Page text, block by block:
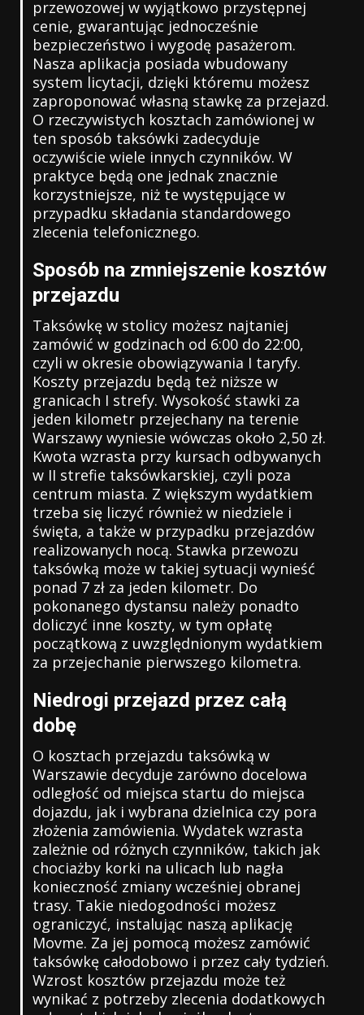
przewozowej w wyjątkowo przystępnej
cenie, gwarantując jednocześnie
bezpieczeństwo i wygodę pasażerom.
Nasza aplikacja posiada wbudowany
system licytacji, dzięki któremu możesz
zaproponować własną stawkę za przejazd.
O rzeczywistych kosztach zamówionej w
ten sposób taksówki zadecyduje
oczywiście wiele innych czynników. W
praktyce będą one jednak znacznie
korzystniejsze, niż te występujące w
przypadku składania standardowego
zlecenia telefonicznego.
Sposób na zmniejszenie kosztów
przejazdu
Taksówkę w stolicy możesz najtaniej
zamówić w godzinach od 6:00 do 22:00,
czyli w okresie obowiązywania I taryfy.
Koszty przejazdu będą też niższe w
granicach I strefy. Wysokość stawki za
jeden kilometr przejechany na terenie
Warszawy wyniesie wówczas około 2,50 zł.
Kwota wzrasta przy kursach odbywanych
w II strefie taksówkarskiej, czyli poza
centrum miasta. Z większym wydatkiem
trzeba się liczyć również w niedziele i
święta, a także w przypadku przejazdów
realizowanych nocą. Stawka przewozu
taksówką może w takiej sytuacji wynieść
ponad 7 zł za jeden kilometr. Do
pokonanego dystansu należy ponadto
doliczyć inne koszty, w tym opłatę
początkową z uwzględnionym wydatkiem
za przejechanie pierwszego kilometra.
Niedrogi przejazd przez całą
dobę
O kosztach przejazdu taksówką w
Warszawie decyduje zarówno docelowa
odległość od miejsca startu do miejsca
dojazdu, jak i wybrana dzielnica czy pora
złożenia zamówienia. Wydatek wzrasta
zależnie od różnych czynników, takich jak
chociażby korki na ulicach lub nagła
konieczność zmiany wcześniej obranej
trasy. Takie niedogodności możesz
ograniczyć, instalując naszą aplikację
Movme. Za jej pomocą możesz zamówić
taksówkę całodobowo i przez cały tydzień.
Wzrost kosztów przejazdu może też
wynikać z potrzeby zlecenia dodatkowych